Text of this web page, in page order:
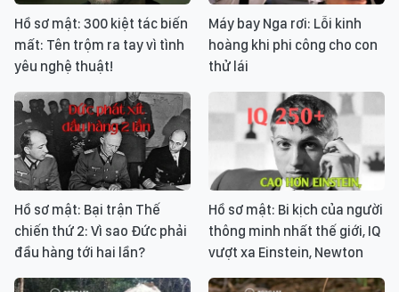
Hồ sơ mật: 300 kiệt tác biến
mất: Tên trộm ra tay vì tình
yêu nghệ thuật!
Máy bay Nga rơi: Lỗi kinh
hoàng khi phi công cho con
thử lái
Hồ sơ mật: Bại trận Thế
chiến thứ 2: Vì sao Đức phải
đầu hàng tới hai lần?
Hồ sơ mật: Bi kịch của người
thông minh nhất thế giới, IQ
vượt xa Einstein, Newton